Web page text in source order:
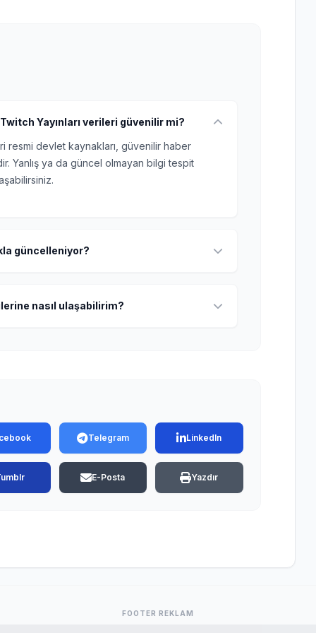
Yayınları verileri güvenilir mi?
resmi devlet kaynakları, güvenilir haber
Yanlış ya da güncel olmayan bilgi tespit
güncelleniyor?
nasıl ulaşabilirim?
Telegram LinkedIn
E-Posta Yazdır
FOOTER REKLAM